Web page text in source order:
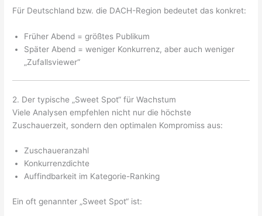
Für Deutschland bzw. die DACH-Region bedeutet das konkret:
Früher Abend = größtes Publikum
Später Abend = weniger Konkurrenz, aber auch weniger
„Zufallsviewer“
2. Der typische „Sweet Spot“ für Wachstum
Viele Analysen empfehlen nicht nur die höchste
Zuschauerzeit, sondern den optimalen Kompromiss aus:
Zuschaueranzahl
Konkurrenzdichte
Auffindbarkeit im Kategorie-Ranking
Ein oft genannter „Sweet Spot“ ist: